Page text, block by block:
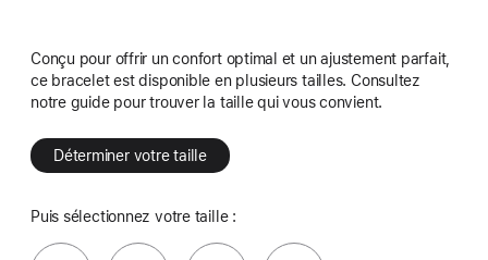
Conçu pour offrir un confort optimal et un ajustement parfait,
ce bracelet est disponible en plusieurs tailles. Consultez
notre guide pour trouver la taille qui vous convient.
Déterminer votre taille
Puis sélectionnez votre taille :